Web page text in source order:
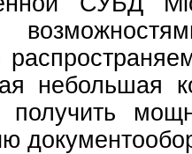
небольшая
получить